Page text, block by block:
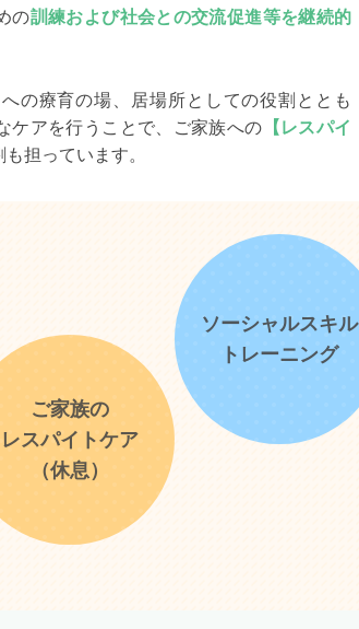
の訓練および社会との交流促進等を継続的
の療育の場、居場所としての役割ととも
ケアを行うことで、ご家族への 【レスパイ
担っています。
ご家族の
レスパイトケア
（休息）
ソーシャルスキル
トレーニング